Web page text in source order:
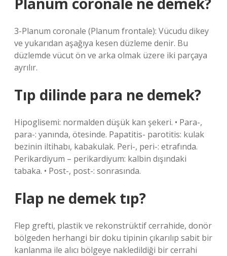
3-Planum coronale (Planum frontale): Vücudu dikey
ve yukarıdan aşağıya kesen düzleme denir. Bu
düzlemde vücut ön ve arka olmak üzere iki parçaya
ayrılır.
Tıp dilinde para ne demek?
Hipoglisemi: normalden düşük kan şekeri. • Para-,
para-: yanında, ötesinde. Papatitis- parotitis: kulak
bezinin iltihabı, kabakulak. Peri-, peri-: etrafında.
Perikardiyum – perikardiyum: kalbin dışındaki
tabaka. • Post-, post-: sonrasında.
Flap ne demek tıp?
Flep grefti, plastik ve rekonstrüktif cerrahide, donör
bölgeden herhangi bir doku tipinin çıkarılıp sabit bir
kanlanma ile alıcı bölgeye nakledildiği bir cerrahi